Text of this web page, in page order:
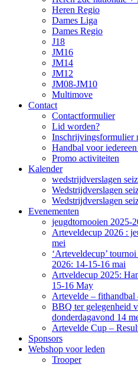
Heren Regio
Dames Liga
Dames Regio
J18
JM16
JM14
JM12
JM08-JM10
Multimove
Contact
Contactformulier
Lid worden?
Inschrijvingsformulier
Handbal voor
Promo activiteiten
Kalender
wedstrijdverslagen
Wedstrijdverslagen
Wedstrijdverslagen
Evenementen
jeugdtornooien 2025-
Arteveldecup 2026 :
mei
‘Arteveldecup’
2026: 14-15-16 mai
Artveldecup 2025:
15-16 May
Artevelde – fithandbal
BBQ ter gelegenheid
donderdagavond 14
Artevelde Cup –
Sponsors
Webshop voor leden
Trooper